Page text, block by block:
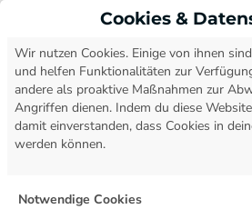
Cookies &
Wir nutzen Cookies. Einige von ihnen
und helfen Funktionalitäten zur
andere als proaktive Maßnahmen zur
Angriffen dienen. Indem du diese
damit einverstanden, dass Cookies in
werden können.
Notwendige Cookies